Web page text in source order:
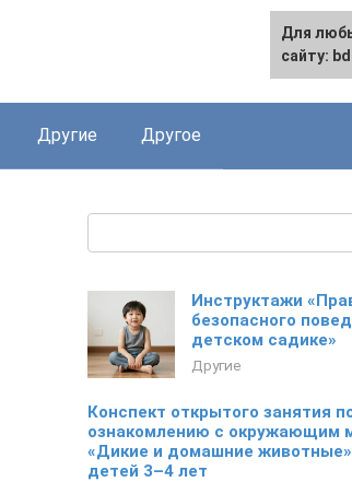
Другие Другое
Инструктажи
безопасного
детском садике»
Другие
Конспект открытого занятия
ознакомлению с окружающим
«Дикие и домашние
детей 3–4 лет
Для
сайту: